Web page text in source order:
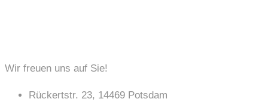
Wir freuen uns auf Sie!
Rückertstr. 23, 14469 Potsdam